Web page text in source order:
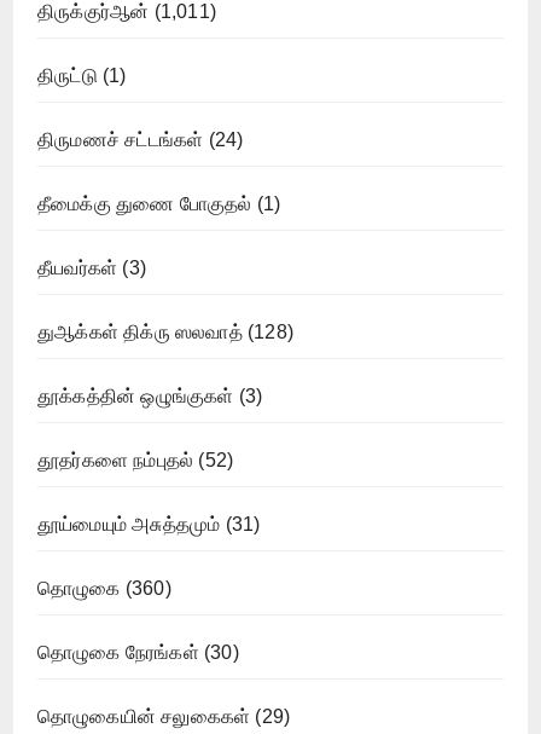
திருக்குர்ஆன் (1,011)
திருட்டு (1)
திருமணச் சட்டங்கள் (24)
தீமைக்கு துணை போகுதல் (1)
தீயவர்கள் (3)
துஆக்கள் திக்ரு ஸலவாத்(128)
தூக்கத்தின் ஒழுங்குகள் (3)
தூதர்களை நம்புதல் (52)
தூய்மையும் அசுத்தமும் (31)
தொழுகை (360)
தொழுகை நேரங்கள் (30)
தொழுகையின் சலுகைகள் (29)